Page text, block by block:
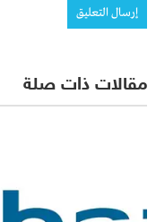
مقالات ذات صلة